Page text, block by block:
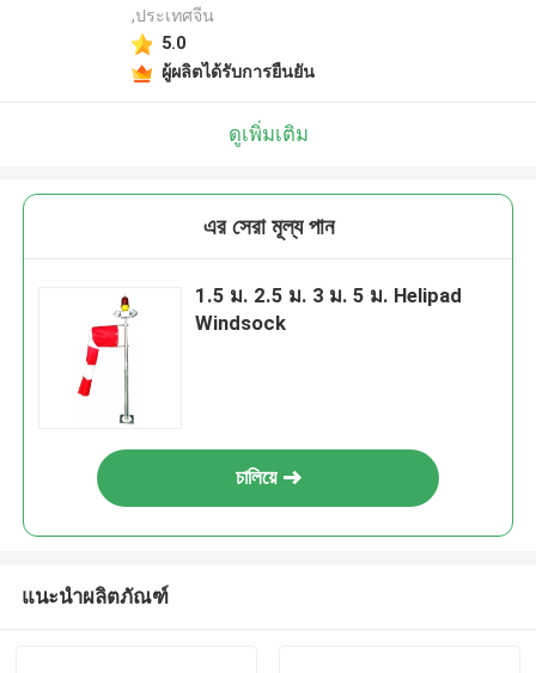
,ประเทศจีน
5.0
ผู้ผลิตได้รับการยืนยัน
ดูเพิ่มเติม
এর সেরা মূল্য পান
1.5 ม. 2.5 ม. 3 ม. 5 ม. Helipad
Windsock
চালিয়ে
แนะนำผลิตภัณฑ์